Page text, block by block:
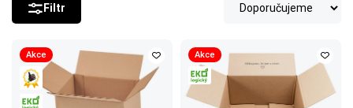
Filtr
Akce Akce